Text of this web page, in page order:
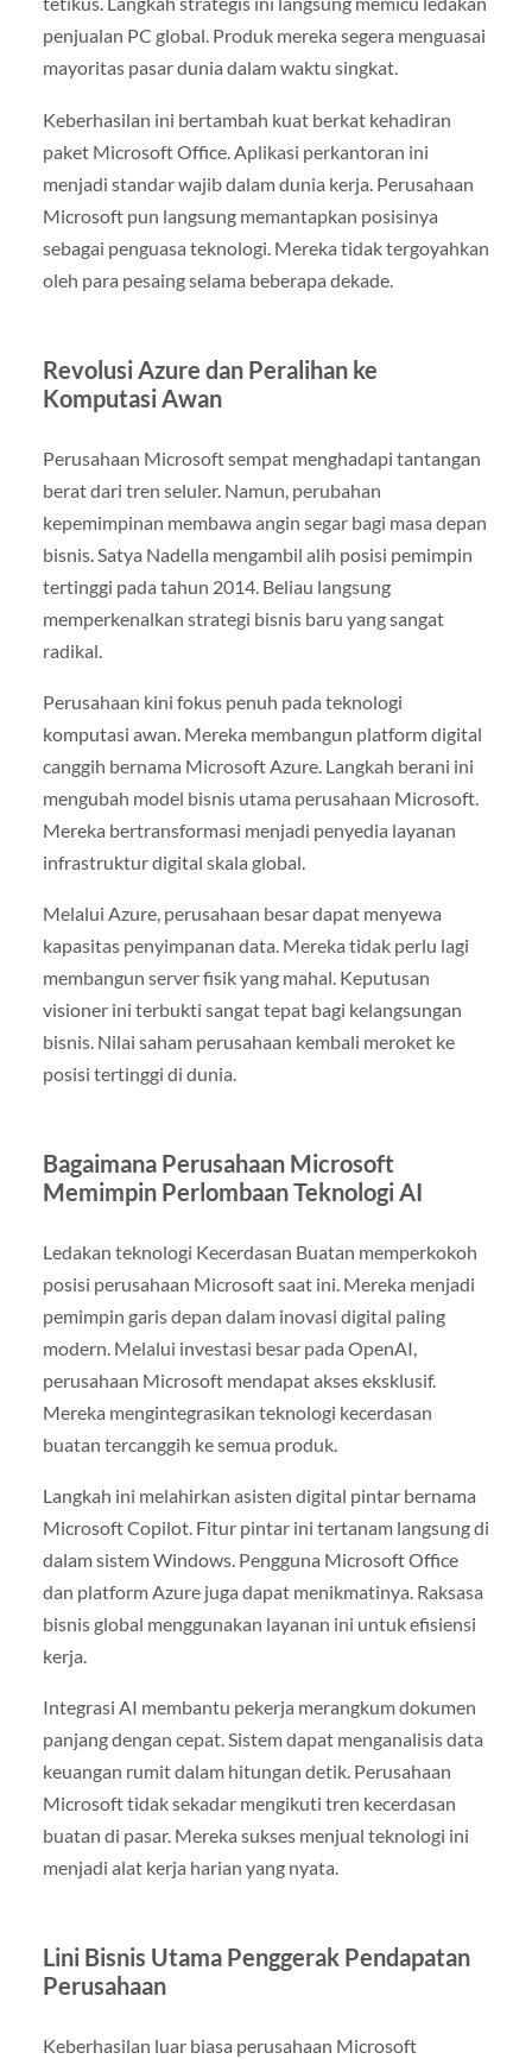
penjualan PC global. Produk mereka segera menguasai
mayoritas pasar dunia dalam waktu singkat.
Keberhasilan ini bertambah kuat berkat kehadiran
paket Microsoft Office. Aplikasi perkantoran ini
menjadi standar wajib dalam dunia kerja. Perusahaan
Microsoft pun langsung memantapkan posisinya
sebagai penguasa teknologi. Mereka tidak tergoyahkan
oleh para pesaing selama beberapa dekade.
Revolusi Azure dan Peralihan ke
Komputasi Awan
Perusahaan Microsoft sempat menghadapi tantangan
berat dari tren seluler. Namun, perubahan
kepemimpinan membawa angin segar bagi masa depan
bisnis. Satya Nadella mengambil alih posisi pemimpin
tertinggi pada tahun 2014. Beliau langsung
memperkenalkan strategi bisnis baru yang sangat
radikal.
Perusahaan kini fokus penuh pada teknologi
komputasi awan. Mereka membangun platform digital
canggih bernama Microsoft Azure. Langkah berani ini
mengubah model bisnis utama perusahaan Microsoft.
Mereka bertransformasi menjadi penyedia layanan
infrastruktur digital skala global.
Melalui Azure, perusahaan besar dapat menyewa
kapasitas penyimpanan data. Mereka tidak perlu lagi
membangun server fisik yang mahal. Keputusan
visioner ini terbukti sangat tepat bagi kelangsungan
bisnis. Nilai saham perusahaan kembali meroket ke
posisi tertinggi di dunia.
Bagaimana Perusahaan Microsoft
Memimpin Perlombaan Teknologi AI
Ledakan teknologi Kecerdasan Buatan memperkokoh
posisi perusahaan Microsoft saat ini. Mereka menjadi
pemimpin garis depan dalam inovasi digital paling
modern. Melalui investasi besar pada OpenAI,
perusahaan Microsoft mendapat akses eksklusif.
Mereka mengintegrasikan teknologi kecerdasan
buatan tercanggih ke semua produk.
Langkah ini melahirkan asisten digital pintar bernama
Microsoft Copilot. Fitur pintar ini tertanam langsung di
dalam sistem Windows. Pengguna Microsoft Office
dan platform Azure juga dapat menikmatinya. Raksasa
bisnis global menggunakan layanan ini untuk efisiensi
kerja.
Integrasi AI membantu pekerja merangkum dokumen
panjang dengan cepat. Sistem dapat menganalisis data
keuangan rumit dalam hitungan detik. Perusahaan
Microsoft tidak sekadar mengikuti tren kecerdasan
buatan di pasar. Mereka sukses menjual teknologi ini
menjadi alat kerja harian yang nyata.
Lini Bisnis Utama Penggerak Pendapatan
Perusahaan
Keberhasilan luar biasa perusahaan Microsoft